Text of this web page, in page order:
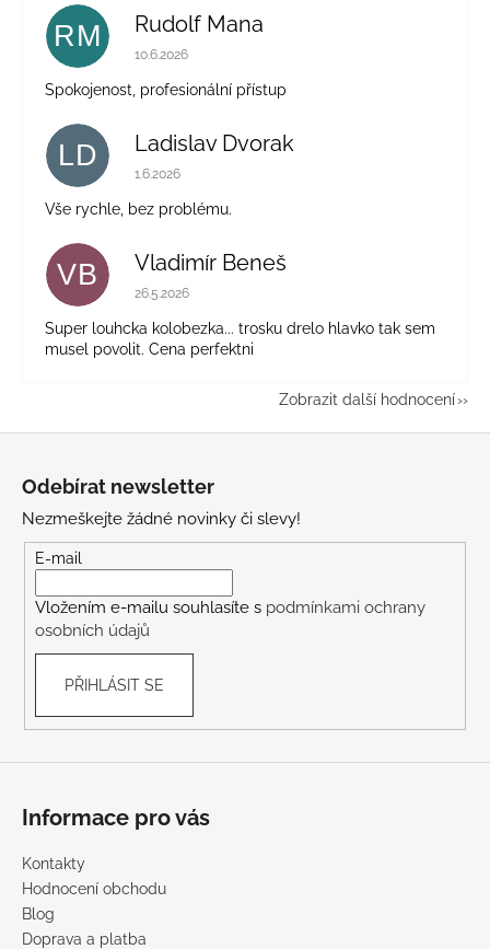
RM Rudolf Mana
Hodnocení obchodu je 5 z 5 hvězdiček.
10.6.2026
Spokojenost, profesionální přístup
LD Ladislav Dvorak
Hodnocení obchodu je 5 z 5 hvězdiček.
1.6.2026
Vše rychle, bez problému.
VB Vladimír Beneš
Hodnocení obchodu je 5 z 5 hvězdiček.
26.5.2026
Super louhcka kolobezka... trosku drelo hlavko tak sem
musel povolit. Cena perfektni
Zobrazit další hodnocení
Odebírat newsletter
Nezmeškejte žádné novinky či slevy!
E-mail
Vložením e-mailu souhlasíte s podmínkami ochrany
osobních údajů
PŘIHLÁSIT SE
Informace pro vás
Kontakty
Hodnocení obchodu
Blog
Doprava a platba